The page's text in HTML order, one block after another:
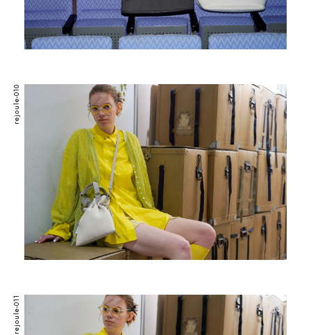
rejoule-010
rejoule-011